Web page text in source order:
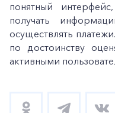
понятный
получать
осуществлять
по достоинству
активными